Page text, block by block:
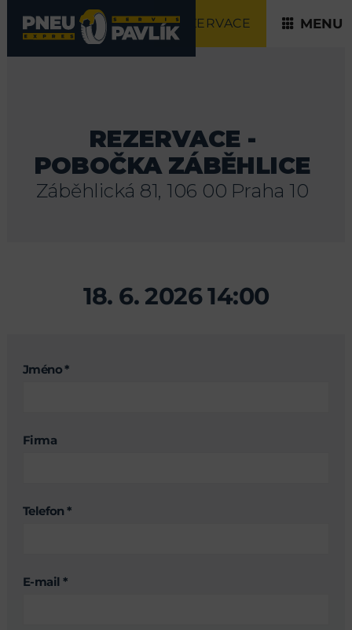
MENU
REZERVACE
REZERVACE -
POBOČKA ZÁBĚHLICE
Záběhlická 81, 106 00 Praha 10
18. 6. 2026 14:00
Jméno *
Firma
Telefon *
E-mail *